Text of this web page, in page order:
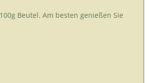
Beutel. Am besten genießen Sie